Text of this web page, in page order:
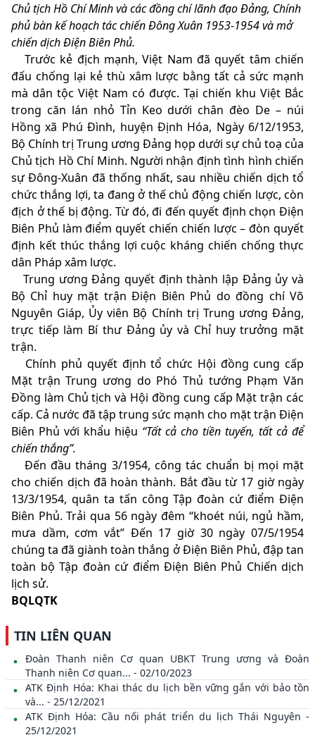
Chủ tịch Hồ Chí Minh và các đồng chí lãnh đạo Đảng, Chính
phủ bàn kế hoạch tác chiến Đông Xuân 1953-1954 và mở
chiến dịch Điện Biên Phủ.
Trước kẻ địch mạnh, Việt Nam đã quyết tâm chiến
đấu chống lại kẻ thù xâm lược bằng tất cả sức mạnh
mà dân tộc Việt Nam có được. Tại chiến khu Việt Bắc
trong căn lán nhỏ Tỉn Keo dưới chân đèo De – núi
Hồng xã Phú Đình, huyện Định Hóa, Ngày 6/12/1953,
Bộ Chính trị Trung ương Đảng họp dưới sự chủ toạ của
Chủ tịch Hồ Chí Minh. Người nhận định tình hình chiến
sự Đông-Xuân đã thống nhất, sau nhiều chiến dịch tổ
chức thắng lợi, ta đang ở thế chủ động chiến lược, còn
địch ở thế bị động. Từ đó, đi đến quyết định chọn Điện
Biên Phủ làm điểm quyết chiến chiến lược – đòn quyết
định kết thúc thắng lợi cuộc kháng chiến chống thực
dân Pháp xâm lược.
Trung ương Đảng quyết định thành lập Đảng ủy và
Bộ Chỉ huy mặt trận Điện Biên Phủ do đồng chí Võ
Nguyên Giáp, Ủy viên Bộ Chính trị Trung ương Đảng,
trực tiếp làm Bí thư Đảng ủy và Chỉ huy trưởng mặt
trận.
Chính phủ quyết định tổ chức Hội đồng cung cấp
Mặt trận Trung ương do Phó Thủ tướng Phạm Văn
Đồng làm Chủ tịch và Hội đồng cung cấp Mặt trận các
cấp. Cả nước đã tập trung sức mạnh cho mặt trận Điện
Biên Phủ với khẩu hiệu “Tất cả cho tiền tuyến, tất cả để
chiến thắng”.
Đến đầu tháng 3/1954, công tác chuẩn bị mọi mặt
cho chiến dịch đã hoàn thành. Bắt đầu từ 17 giờ ngày
13/3/1954, quân ta tấn công Tập đoàn cứ điểm Điện
Biên Phủ. Trải qua 56 ngày đêm “khoét núi, ngủ hầm,
mưa dầm, cơm vắt” Đến 17 giờ 30 ngày 07/5/1954
chúng ta đã giành toàn thắng ở Điện Biên Phủ, đập tan
toàn bộ Tập đoàn cứ điểm Điện Biên Phủ Chiến dịch
lịch sử.
BQLQTK
TIN LIÊN QUAN
Đoàn Thanh niên Cơ quan UBKT Trung ương và Đoàn
Thanh niên Cơ quan... - 02/10/2023
ATK Định Hóa: Khai thác du lịch bền vững gắn với bảo tồn
và... - 25/12/2021
ATK Định Hóa: Cầu nối phát triển du lịch Thái Nguyên -
25/12/2021